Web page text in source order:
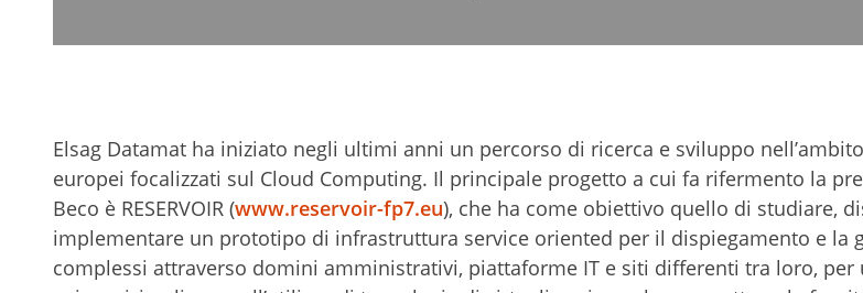
Elsag Datamat ha iniziato negli ultimi anni un percorso di ricerca e sviluppo
europei focalizzati sul Cloud Computing. Il principale progetto a cui fa rifermento la
Beco è RESERVOIR (www.reservoir-fp7.eu), che ha come obiettivo quello di studiare,
implementare un prototipo di infrastruttura service oriented per il dispiegamento e la
complessi attraverso domini amministrativi, piattaforme IT e siti differenti tra loro, per